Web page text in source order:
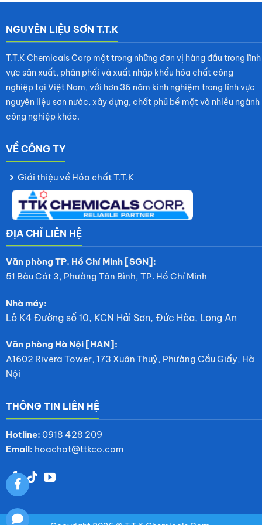
NGUYÊN LIỆU SƠN T.T.K
T.T.K Chemicals Corp một trong những đơn vị hàng đầu trong lĩnh
vực sản xuất, phân phối và xuất nhập khẩu hóa chất công
nghiệp tại Việt Nam, với hơn 36 năm kinh nghiệm trong lĩnh vực
nguyên liệu sơn nước, xây dựng, chất phủ bề mặt và nhiều ngành
công nghiệp khác.
VỀ CÔNG TY
Giới thiệu về Hóa chất T.T.K
ĐỊA CHỈ LIÊN HỆ
Văn phòng TP. Hồ Chí Minh [SGN]:
51 Bàu Cát 3, Phường Tân Bình, TP. Hồ Chí Minh
Nhà máy:
Lô K4 Đường số 10, KCN Hải Sơn, Đức Hòa, Long An
Văn phòng Hà Nội [HAN]:
A1602 Rivera Tower, 173 Xuân Thuỷ, Phường Cầu Giấy, Hà
Nội
THÔNG TIN LIÊN HỆ
Hotline: 0918 428 209
Email: hoachat@ttkco.com